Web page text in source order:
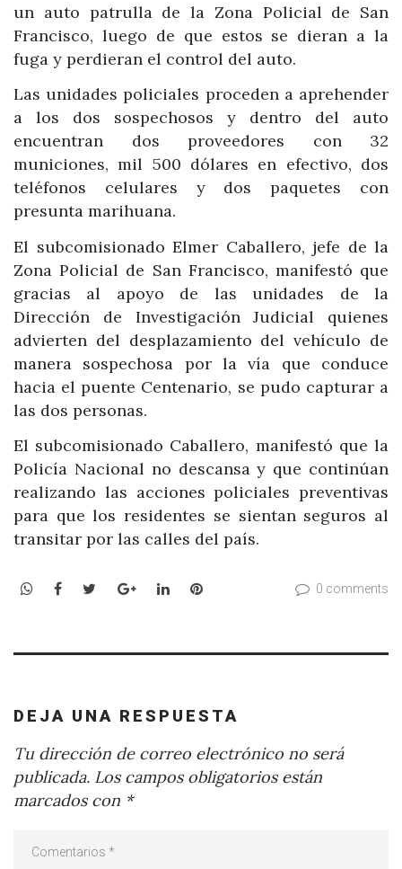
un auto patrulla de la Zona Policial de San
Francisco, luego de que estos se dieran a la
fuga y perdieran el control del auto.
Las unidades policiales proceden a aprehender
a los dos sospechosos y dentro del auto
encuentran dos proveedores con 32
municiones, mil 500 dólares en efectivo, dos
teléfonos celulares y dos paquetes con
presunta marihuana.
El subcomisionado Elmer Caballero, jefe de la
Zona Policial de San Francisco, manifestó que
gracias al apoyo de las unidades de la
Dirección de Investigación Judicial quienes
advierten del desplazamiento del vehículo de
manera sospechosa por la vía que conduce
hacia el puente Centenario, se pudo capturar a
las dos personas.
El subcomisionado Caballero, manifestó que la
Policía Nacional no descansa y que continúan
realizando las acciones policiales preventivas
para que los residentes se sientan seguros al
transitar por las calles del país.
WhatsApp
Facebook
TwitterGoogle+LinkedInPinterest 0 comments
DEJA UNA RESPUESTA
Tu dirección de correo electrónico no será
publicada. Los campos obligatorios están
marcados con *